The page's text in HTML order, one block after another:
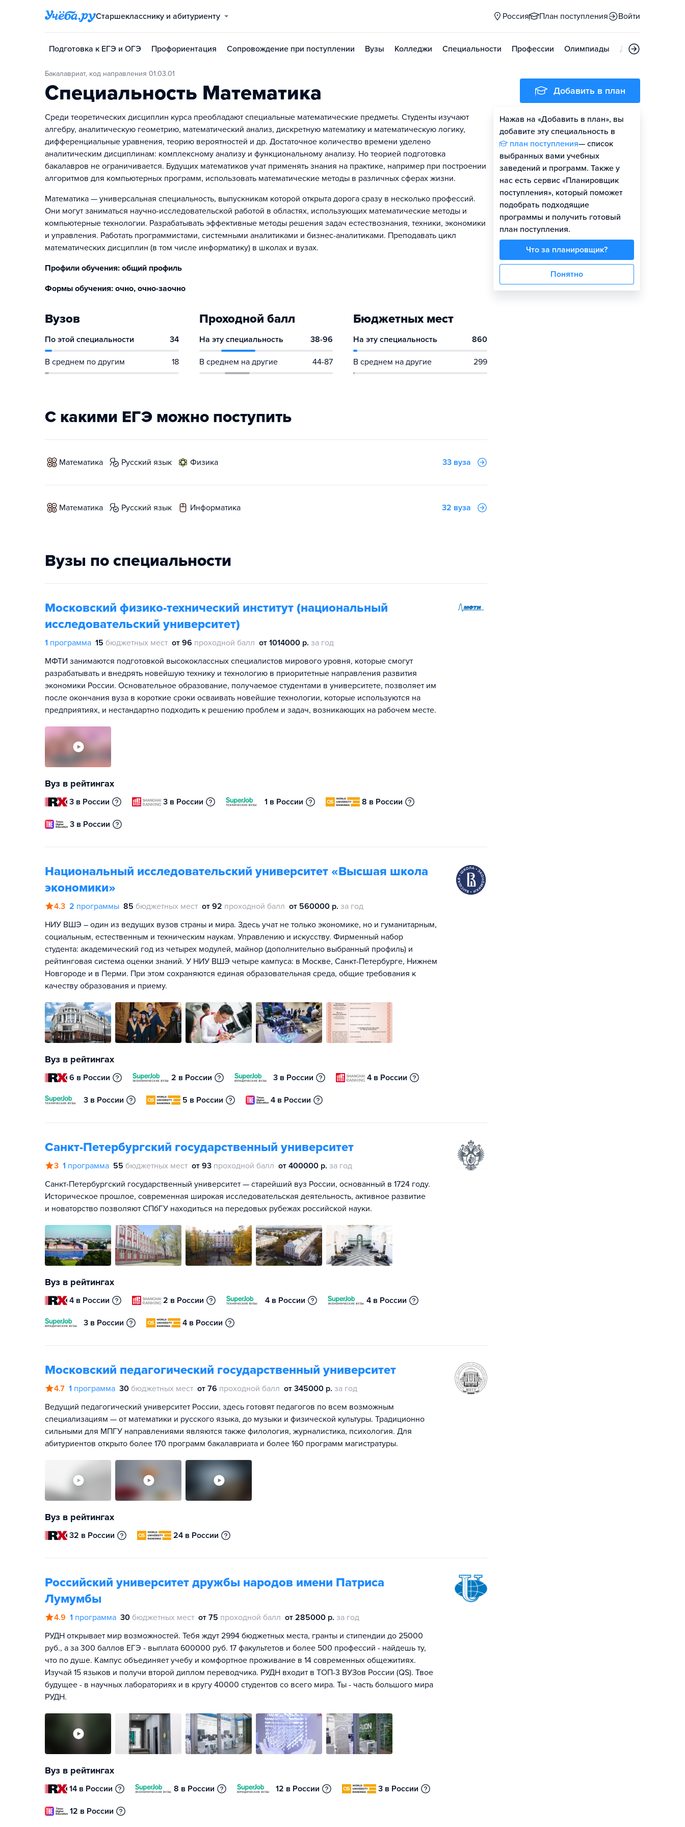
Старшекласснику и абитуриенту Россия План поступления Войти
Подготовка к ЕГЭ и ОГЭ Профориентация Сопровождение при поступлении Вузы Колледжи Специальности Профессии Олимпиады Дни открытых
Бакалавриат, код направления 01.03.01
Специальность Математика
Среди теоретических дисциплин курса преобладают специальные математические предметы. Студенты изучают
алгебру, аналитическую геометрию, математический анализ, дискретную математику и математическую логику,
дифференциальные уравнения, теорию вероятностей и др. Достаточное количество времени уделено
аналитическим дисциплинам: комплексному анализу и функциональному анализу. Но теорией подготовка
бакалавров не ограничивается. Будущих математиков учат применять знания на практике, например при построении
алгоритмов для компьютерных программ, использовать математические методы в различных сферах жизни.
Математика — универсальная специальность, выпускникам которой открыта дорога сразу в несколько профессий.
Они могут заниматься научно-исследовательской работой в областях, использующих математические методы и
компьютерные технологии. Разрабатывать эффективные методы решения задач естествознания, техники, экономики
и управления. Работать программистами, системными аналитиками и бизнес-аналитиками. Преподавать цикл
математических дисциплин (в том числе информатику) в школах и вузах.
Профили обучения: общий профиль
Формы обучения: очно, очно-заочно
Вузов
По этой специальности 34
В среднем по другим 18
Проходной балл
На эту специальность 38-96
В среднем на другие 44-87
Бюджетных мест
На эту специальность 860
В среднем на другие 299
С какими ЕГЭ можно поступить
математика русский язык физика 33 вуза
математика русский язык информатика 32 вуза
Вузы по специальности
Московский физико-технический институт (национальный
исследовательский университет)
1 программа 15 бюджетных мест от 96 проходной балл от 1014000 р. за год
МФТИ занимаются подготовкой высококлассных специалистов мирового уровня, которые смогут
разрабатывать и внедрять новейшую технику и технологию в приоритетные направления развития
экономики России. Основательное образование, получаемое студентами в университете, позволяет им
после окончания вуза в короткие сроки осваивать новейшие технологии, которые используются на
предприятиях, и нестандартно подходить к решению проблем и задач, возникающих на рабочем месте.
Вуз в рейтингах
3 в России 3 в России 1 в России 8 в России
3 в России
Национальный исследовательский университет «Высшая школа
экономики»
4.3 2 программы 85 бюджетных мест от 92 проходной балл от 560000 р. за год
НИУ ВШЭ – один из ведущих вузов страны и мира. Здесь учат не только экономике, но и гуманитарным,
социальным, естественным и техническим наукам. Управлению и искусству. Фирменный набор
студента: академический год из четырех модулей, майнор (дополнительно выбранный профиль) и
рейтинговая система оценки знаний. У НИУ ВШЭ четыре кампуса: в Москве, Санкт-Петербурге, Нижнем
Новгороде и в Перми. При этом сохраняются единая образовательная среда, общие требования к
качеству образования и приему.
Вуз в рейтингах
6 в России 2 в России 3 в России 4 в России
3 в России 5 в России 4 в России
Санкт-Петербургский государственный университет
3 1 программа 55 бюджетных мест от 93 проходной балл от 400000 р. за год
Санкт-Петербургский государственный университет — старейший вуз России, основанный в 1724 году.
Историческое прошлое, современная широкая исследовательская деятельность, активное развитие
и новаторство позволяют СПбГУ находиться на передовых рубежах российской науки.
Вуз в рейтингах
4 в России 2 в России 4 в России 4 в России
3 в России 4 в России
Московский педагогический государственный университет
4.7 1 программа 30 бюджетных мест от 76 проходной балл от 345000 р. за год
Ведущий педагогический университет России, здесь готовят педагогов по всем возможным
специализациям — от математики и русского языка, до музыки и физической культуры. Традиционно
сильными для МПГУ направлениями являются также филология, журналистика, психология. Для
абитуриентов открыто более 170 программ бакалавриата и более 160 программ магистратуры.
Вуз в рейтингах
32 в России 24 в России
Российский университет дружбы народов имени Патриса
Лумумбы
4.9 1 программа 30 бюджетных мест от 75 проходной балл от 285000 р. за год
РУДН открывает мир возможностей. Тебя ждут 2994 бюджетных места, гранты и стипендии до 25000
руб., а за 300 баллов ЕГЭ - выплата 600000 руб. 17 факультетов и более 500 профессий - найдешь ту,
что по душе. Кампус объединяет учебу и комфортное проживание в 14 современных общежитиях.
Изучай 15 языков и получи второй диплом переводчика. РУДН входит в ТОП-3 ВУЗов России (QS). Твое
будущее - в научных лабораториях и в кругу 40000 студентов со всего мира. Ты - часть большого мира
РУДН.
Вуз в рейтингах
14 в России 8 в России 12 в России 3 в России
12 в России
Добавить в план
Нажав на «Добавить в план», вы
добавите эту специальность в
план поступления— список
выбранных вами учебных
заведений и программ. Также у
нас есть сервис «Планировщик
поступления», который поможет
подобрать подходящие
программы и получить готовый
план поступления.
Что за планировщик?
Понятно